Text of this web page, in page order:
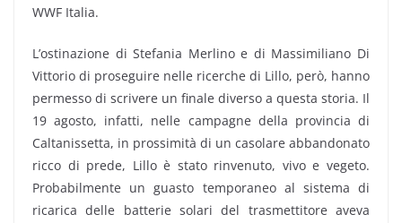
WWF Italia.
L’ostinazione di Stefania Merlino e di Massimiliano Di
Vittorio di proseguire nelle ricerche di Lillo, però, hanno
permesso di scrivere un finale diverso a questa storia. Il
19 agosto, infatti, nelle campagne della provincia di
Caltanissetta, in prossimità di un casolare abbandonato
ricco di prede, Lillo è stato rinvenuto, vivo e vegeto.
Probabilmente un guasto temporaneo al sistema di
ricarica delle batterie solari del trasmettitore aveva